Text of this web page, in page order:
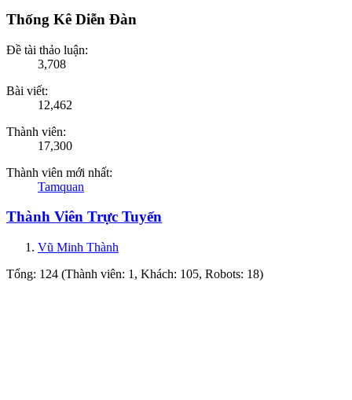
Thống Kê Diễn Đàn
Đề tài thảo luận:
3,708
Bài viết:
12,462
Thành viên:
17,300
Thành viên mới nhất:
Tamquan
Thành Viên Trực Tuyến
Vũ Minh Thành
Tổng: 124 (Thành viên: 1, Khách: 105, Robots: 18)